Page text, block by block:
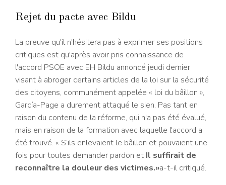
Rejet du pacte avec Bildu
La preuve qu'il n'hésitera pas à exprimer ses positions
critiques est qu'après avoir pris connaissance de
l'accord PSOE avec EH Bildu annoncé jeudi dernier
visant à abroger certains articles de la loi sur la sécurité
des citoyens, communément appelée « loi du bâillon »,
García-Page a durement attaqué le sien. Pas tant en
raison du contenu de la réforme, qui n'a pas été évalué,
mais en raison de la formation avec laquelle l'accord a
été trouvé. « S’ils enlevaient le bâillon et pouvaient une
fois pour toutes demander pardon et Il suffirait de
reconnaître la douleur des victimes.»a-t-il critiqué.